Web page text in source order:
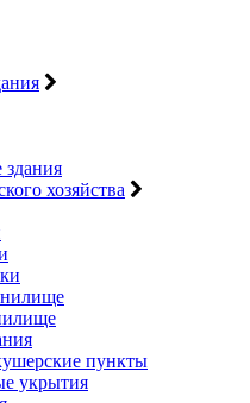
хозяйства
пункты
укрытия